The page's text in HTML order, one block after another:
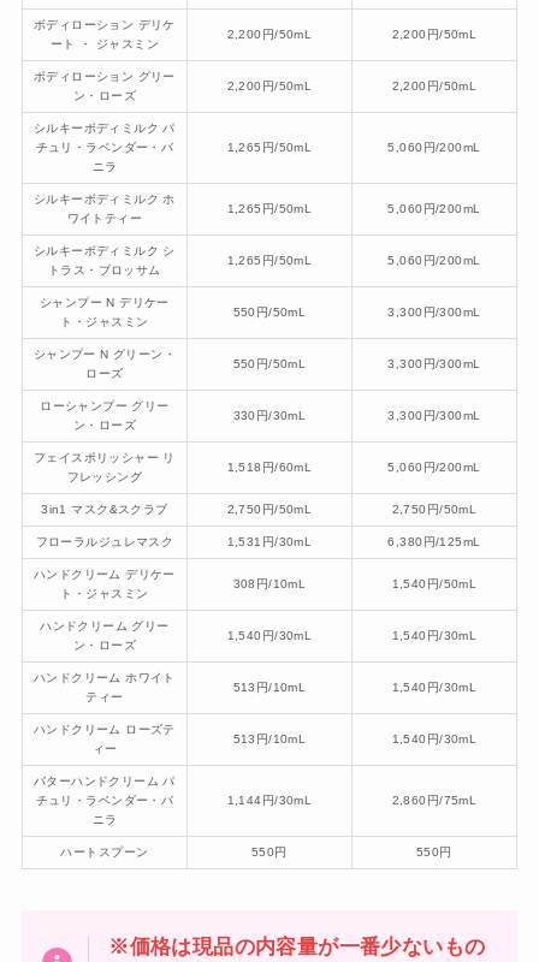
ボディローション デリケ
ート ・ ジャスミン
2,200円/50mL 2,200円/50mL
ボディローション グリー
ン・ローズ
2,200円/50mL 2,200円/50mL
シルキーボディミルク パ
チュリ・ラベンダー・バ
ニラ
1,265円/50mL 5,060円/200mL
シルキーボディミルク ホ
ワイトティー
1,265円/50mL 5,060円/200mL
シルキーボディミルク シ
トラス・ブロッサム
1,265円/50mL 5,060円/200mL
シャンプー N デリケー
ト・ジャスミン
550円/50mL 3,300円/300mL
シャンプー N グリーン・
ローズ
550円/50mL 3,300円/300mL
ローシャンプー グリー
ン・ローズ
330円/30mL 3,300円/300mL
フェイスポリッシャー リ
フレッシング
1,518円/60mL 5,060円/200mL
3in1 マスク&スクラブ 2,750円/50mL 2,750円/50mL
フローラルジュレマスク 1,531円/30mL 6,380円/125mL
ハンドクリーム デリケー
ト・ジャスミン
308円/10mL 1,540円/50mL
ハンドクリーム グリー
ン・ローズ
1,540円/30mL 1,540円/30mL
ハンドクリーム ホワイト
ティー
513円/10mL 1,540円/30mL
ハンドクリーム ローズテ
ィー
513円/10mL 1,540円/30mL
バターハンドクリーム パ
チュリ・ラベンダー・バ
ニラ
1,144円/30mL 2,860円/75mL
ハートスプーン 550円 550円
※価格は現品の内容量が一番少ないもの